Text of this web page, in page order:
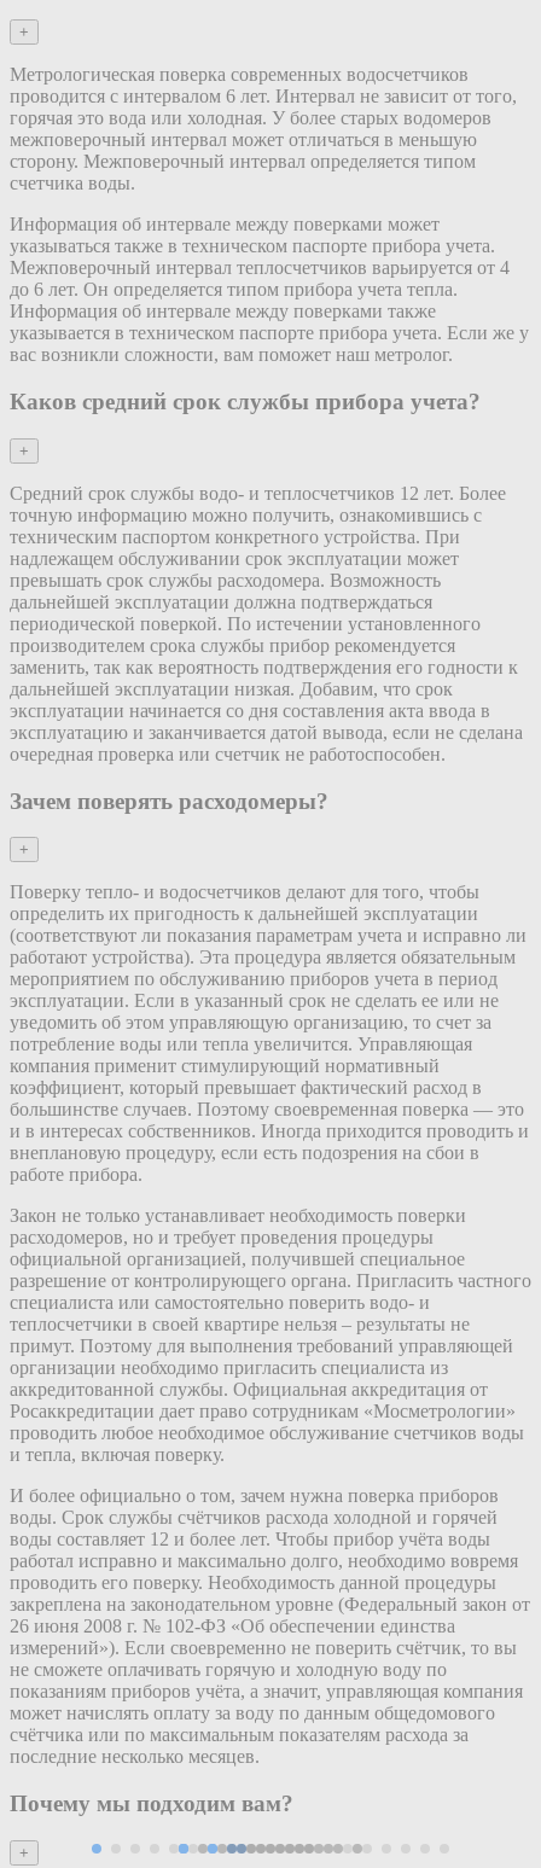
+
Метрологическая поверка современных водосчетчиков
проводится с интервалом 6 лет. Интервал не зависит от того,
горячая это вода или холодная. У более старых водомеров
межповерочный интервал может отличаться в меньшую
сторону. Межповерочный интервал определяется типом
счетчика воды.
Информация об интервале между поверками может
указываться также в техническом паспорте прибора учета.
Межповерочный интервал теплосчетчиков варьируется от 4
до 6 лет. Он определяется типом прибора учета тепла.
Информация об интервале между поверками также
указывается в техническом паспорте прибора учета. Если же у
вас возникли сложности, вам поможет наш метролог.
Каков средний срок службы прибора учета?
+
Средний срок службы водо- и теплосчетчиков 12 лет. Более
точную информацию можно получить, ознакомившись с
техническим паспортом конкретного устройства. При
надлежащем обслуживании срок эксплуатации может
превышать срок службы расходомера. Возможность
дальнейшей эксплуатации должна подтверждаться
периодической поверкой. По истечении установленного
производителем срока службы прибор рекомендуется
заменить, так как вероятность подтверждения его годности к
дальнейшей эксплуатации низкая. Добавим, что срок
эксплуатации начинается со дня составления акта ввода в
эксплуатацию и заканчивается датой вывода, если не сделана
очередная проверка или счетчик не работоспособен.
Зачем поверять расходомеры?
+
Поверку тепло- и водосчетчиков делают для того, чтобы
определить их пригодность к дальнейшей эксплуатации
(соответствуют ли показания параметрам учета и исправно ли
работают устройства). Эта процедура является обязательным
мероприятием по обслуживанию приборов учета в период
эксплуатации. Если в указанный срок не сделать ее или не
уведомить об этом управляющую организацию, то счет за
потребление воды или тепла увеличится. Управляющая
компания применит стимулирующий нормативный
коэффициент, который превышает фактический расход в
большинстве случаев. Поэтому своевременная поверка — это
и в интересах собственников. Иногда приходится проводить и
внеплановую процедуру, если есть подозрения на сбои в
работе прибора.
Закон не только устанавливает необходимость поверки
расходомеров, но и требует проведения процедуры
официальной организацией, получившей специальное
разрешение от контролирующего органа. Пригласить частного
специалиста или самостоятельно поверить водо- и
теплосчетчики в своей квартире нельзя – результаты не
примут. Поэтому для выполнения требований управляющей
организации необходимо пригласить специалиста из
аккредитованной службы. Официальная аккредитация от
Росаккредитации дает право сотрудникам «Мосметрологии»
проводить любое необходимое обслуживание счетчиков воды
и тепла, включая поверку.
И более официально о том, зачем нужна поверка приборов
воды. Срок службы счётчиков расхода холодной и горячей
воды составляет 12 и более лет. Чтобы прибор учёта воды
работал исправно и максимально долго, необходимо вовремя
проводить его поверку. Необходимость данной процедуры
закреплена на законодательном уровне (Федеральный закон от
26 июня 2008 г. № 102-ФЗ «Об обеспечении единства
измерений»). Если своевременно не поверить счётчик, то вы
не сможете оплачивать горячую и холодную воду по
показаниям приборов учёта, а значит, управляющая компания
может начислять оплату за воду по данным общедомового
счётчика или по максимальным показателям расхода за
последние несколько месяцев.
Почему мы подходим вам?
+